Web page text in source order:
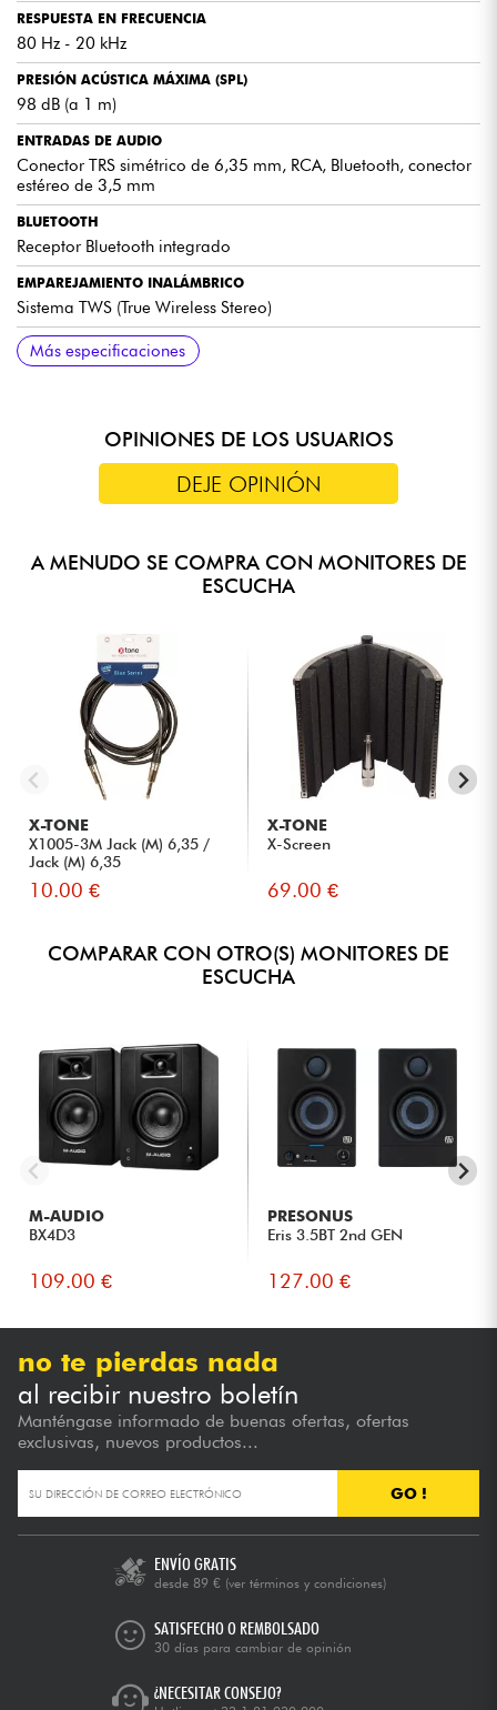
RESPUESTA EN FRECUENCIA
80 Hz - 20 kHz
PRESIÓN ACÚSTICA MÁXIMA (SPL)
98 dB (a 1 m)
ENTRADAS DE AUDIO
Conector TRS simétrico de 6,35 mm, RCA, Bluetooth, conector
estéreo de 3,5 mm
BLUETOOTH
Receptor Bluetooth integrado
EMPAREJAMIENTO INALÁMBRICO
Sistema TWS (True Wireless Stereo)
SALIDAS
Salida de altavoz (altavoz activo)
AJUSTES
Corrección de graves y agudos ±6 dB
CONTROLES
Botón de encendido/apagado y selector de entradas
ACCESORIOS INCLUIDOS
2 cables de conexión y cable de alimentación
DIMENSIONES (POR ALTAVOZ)
210 x 140,5 x 164 mm
PESO
3,1 kg (conjunto)
Más especificaciones
OPINIONES DE LOS USUARIOS
DEJE OPINIÓN
A MENUDO SE COMPRA CON MONITORES DE
ESCUCHA
X-TONE
X1005-3M Jack (M) 6,35 /
Jack (M) 6,35
10.00 €
X-TONE
X-Screen
69.00 €
COMPARAR CON OTRO(S) MONITORES DE
ESCUCHA
M-AUDIO
BX4D3
109.00 €
PRESONUS
Eris 3.5BT 2nd GEN
127.00 €
no te pierdas nada
al recibir nuestro boletín
Manténgase informado de buenas ofertas, ofertas
exclusivas, nuevos productos...
GO !
ENVÍO GRATIS
desde 89 € (ver términos y condiciones)
SATISFECHO O REMBOLSADO
30 días para cambiar de opinión
¿NECESITAR CONSEJO?